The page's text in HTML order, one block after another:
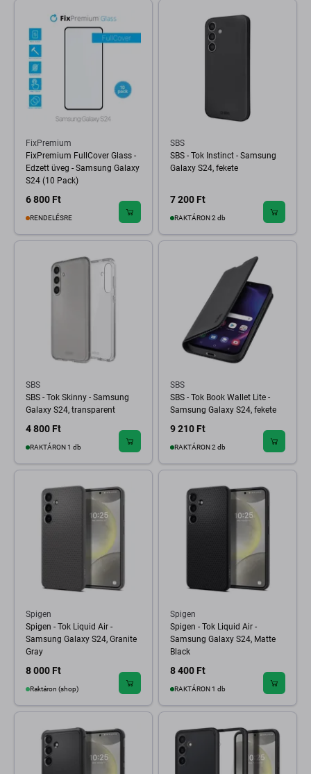
FixPremium
FixPremium FullCover Glass -
Edzett üveg - Samsung Galaxy
S24 (10 Pack)
6 800 Ft
RENDELÉSRE
SBS
SBS - Tok Instinct - Samsung
Galaxy S24, fekete
7 200 Ft
RAKTÁRON 2 db
SBS
SBS - Tok Skinny - Samsung
Galaxy S24, transparent
4 800 Ft
RAKTÁRON 1 db
SBS
SBS - Tok Book Wallet Lite -
Samsung Galaxy S24, fekete
9 210 Ft
RAKTÁRON 2 db
Spigen
Spigen - Tok Liquid Air -
Samsung Galaxy S24, Granite
Gray
8 000 Ft
Raktáron (shop)
Spigen
Spigen - Tok Liquid Air -
Samsung Galaxy S24, Matte
Black
8 400 Ft
RAKTÁRON 1 db